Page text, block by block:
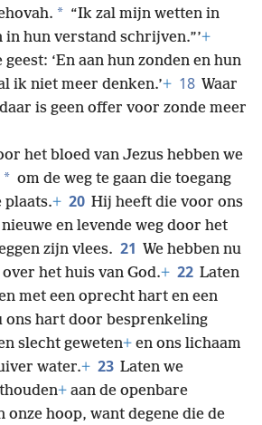
* “Ik zal mijn wetten in
in hun verstand schrijven.”’+
geest: ‘En aan hun zonden en hun
ik niet meer denken.’+ 18 Waar
is geen offer voor zonde meer
het bloed van Jezus hebben we
* om de weg te gaan die toegang
plaats.+ 20 Hij heeft die voor ons
en levende weg door het
zijn vlees. 21 We hebben nu
het huis van God.+ 22 Laten
met een oprecht hart en een
ons hart door besprenkeling
slecht geweten+ en ons lichaam
water.+ 23 Laten we
+ aan de openbare
onze hoop, want degene die de